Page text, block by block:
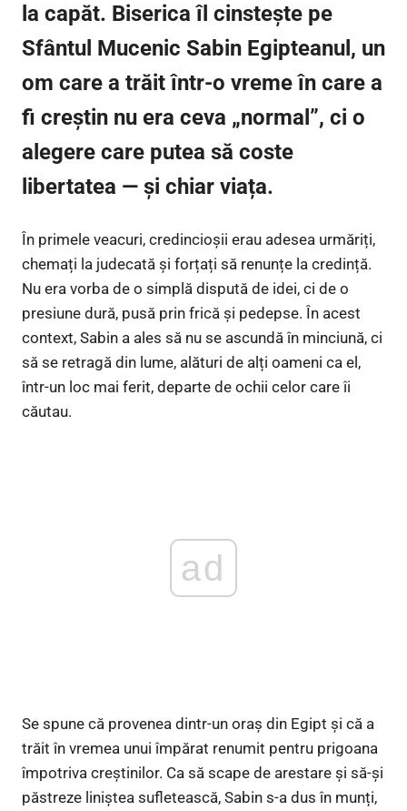
la capăt. Biserica îl cinstește pe
Sfântul Mucenic Sabin Egipteanul , un
om care a trăit într-o vreme în care a
fi creștin nu era ceva „normal”, ci o
alegere care putea să coste
libertatea — și chiar viața.
În primele veacuri, credincioșii erau adesea urmăriți,
chemați la judecată și forțați să renunțe la credință.
Nu era vorba de o simplă dispută de idei, ci de o
presiune dură, pusă prin frică și pedepse. În acest
context, Sabin a ales să nu se ascundă în minciună, ci
să se retragă din lume, alături de alți oameni ca el,
într-un loc mai ferit, departe de ochii celor care îi
căutau.
ad
Se spune că provenea dintr-un oraș din Egipt și că a
trăit în vremea unui împărat renumit pentru prigoana
împotriva creștinilor. Ca să scape de arestare și să-și
păstreze liniștea sufletească, Sabin s-a dus în munți,